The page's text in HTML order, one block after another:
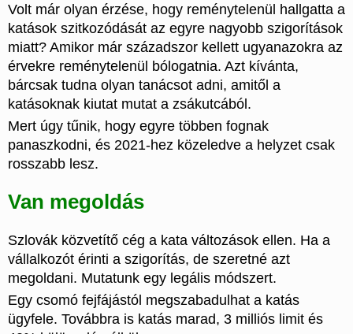
Volt már olyan érzése, hogy reménytelenül hallgatta a
katások szitkozódását az egyre nagyobb szigorítások
miatt? Amikor már századszor kellett ugyanazokra az
érvekre reménytelenül bólogatnia. Azt kívánta,
bárcsak tudna olyan tanácsot adni, amitől a
katásoknak kiutat mutat a zsákutcából.
Mert úgy tűnik, hogy egyre többen fognak
panaszkodni, és 2021-hez közeledve a helyzet csak
rosszabb lesz.
Van megoldás
Szlovák közvetítő cég a kata változások ellen. Ha a
vállalkozót érinti a szigorítás, de szeretné azt
megoldani. Mutatunk egy legális módszert.
Egy csomó fejfájástól megszabadulhat a katás
ügyfele. Továbbra is katás marad, 3 milliós limit és